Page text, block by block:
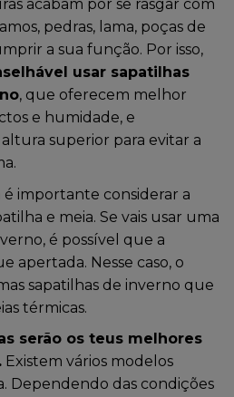
acabam por se rasgar com
pedras, lama, poças de
a sua função. Por isso,
usar sapatilhas
, que oferecem melhor
e humidade, e
superior para evitar a
importante considerar a
e meia. Se vais usar uma
é possível que a
apertada. Nesse caso, o
sapatilhas de inverno que
térmicas.
serão os teus melhores
Existem vários modelos
Dependendo das condições